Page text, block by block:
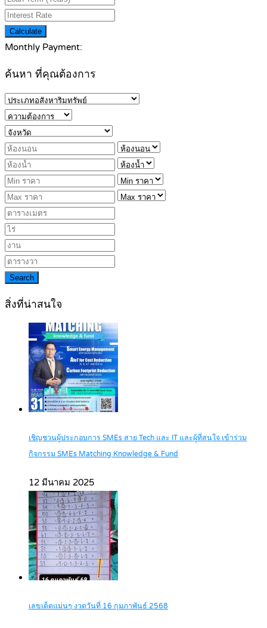
Calculate
Monthly Payment:
ค้นหา ที่คุณต้องการ
Search
สิ่งที่น่าสนใจ
เชิญชวนผู้ประกอบการ SMEs สาย Tech และ IT และผู้ที่สนใจ เข้าร่วม
กิจกรรม SMEs Matching Knowledge & Fund
12 มีนาคม 2025
เลขเด็ดแม่นๆ งวดวันที่ 16 กุมภาพันธ์ 2568